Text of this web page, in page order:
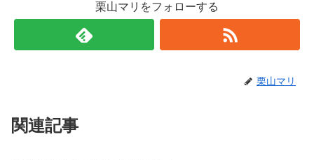
栗山マリをフォローする
栗山マリ
関連記事